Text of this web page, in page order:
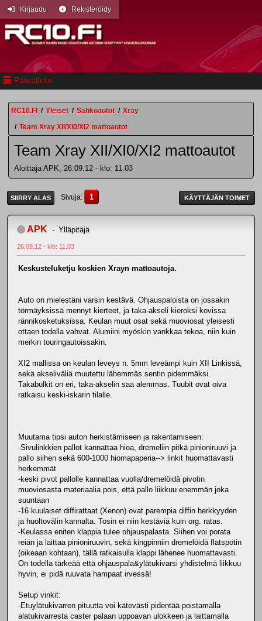
Päävalikko
Kirjaudu Rekisteröidy
RC10.FI / Yleiset / Sähköautot / Xray
/ Team Xray XII/XI0/XI2 mattoautot
Team Xray XII/XI0/XI2 mattoautot
Aloittaja APK, 26.09.12 - klo: 11.03
SIIRRY ALAS Sivuja 1 KÄYTTÄJÄN TOIMET
APK Ylläpitäjä
26.09.12 - klo: 11.03
Keskusteluketju koskien Xrayn mattoautoja.
Auto on mielestäni varsin kestävä. Ohjauspaloista on jossakin
törmäyksissä mennyt kierteet, ja taka-akseli kieroksi kovissa
rännikosketuksissa. Keulan muut osat sekä muoviosat yleisesti
ottaen todella vahvat. Alumiini myöskin vankkaa tekoa, niin kuin
merkin touringautoissakin.
XI2 mallissa on keulan leveys n. 5mm leveämpi kuin XII Linkissä,
sekä akseliväliä muutettu lähemmäs sentin pidemmäksi.
Takabulkit on eri, taka-akselin saa alemmas. Tuubit ovat oiva
ratkaisu keski-iskarin tilalle.
Muutama tipsi auton herkistämiseen ja rakentamiseen:
-Sivulinkkien pallot kannattaa hioa, dremeliin pitkä pinioniruuvi ja
pallo siihen sekä 600-1000 hiomapaperia--> linkit huomattavasti
herkemmät
-keski pivot pallolle kannattaa vuolla/dremelöidä pivotin
muoviosasta materiaalia pois, että pallo liikkuu enemmän joka
suuntaan
-16 kuulaiset diffirattaat (Xenon) ovat parempia diffin herkkyyden
ja huoltovälin kannalta. Tosin ei niin kestäviä kuin org. ratas.
-Keulassa eniten klappia tulee ohjauspalasta. Siihen voi porata
reiän ja laittaa pinioniruuvin, sekä kingpinniin dremelöidä flatspotin
(oikeaan kohtaan), tällä ratkaisulla klappi lähenee huomattavasti.
On todella tärkeää että ohjauspala&ylätukivarsi yhdistelmä liikkuu
hyvin, ei pidä ruuvata hampaat irvessä!
Setup vinkit:
-Etuylätukivarren pituutta voi kätevästi pidentää poistamalla
alatukivarresta caster palaan uppoavan ulokkeen ja laittamalla